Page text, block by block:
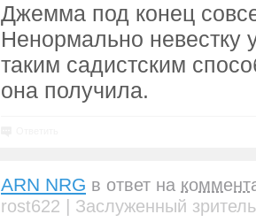
Джемма под конец
Ненормально невестку
таким садистским
она получила.
ARN NRG в ответ на
rost622 | Заслуженный зритель